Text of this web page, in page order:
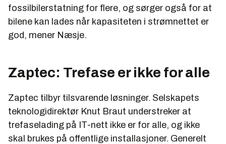
fossilbilerstatning for flere, og sørger også for at
bilene kan lades når kapasiteten i strømnettet er
god, mener Næsje.
Zaptec: Trefase er ikke for alle
Zaptec tilbyr tilsvarende løsninger. Selskapets
teknologidirektør Knut Braut understreker at
trefaselading på IT-nett ikke er for alle, og ikke
skal brukes på offentlige installasjoner. Generelt